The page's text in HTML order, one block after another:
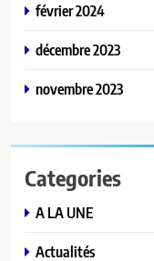
février 2024
décembre 2023
novembre 2023
Categories
A LA UNE
Actualités